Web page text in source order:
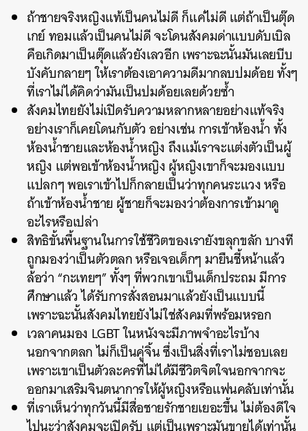
ถ้าชายจริงหญิงแท้เป็นคนไม่ดี ก็แค่ไม่ดี แต่ถ้าเป็นตุ๊ด
เกย์ ทอมแล้วเป็นคนไม่ดี จะโดนสังคมด่าแบบดับเบิล
คือเกิดมาเป็นตุ๊ดแล้วยังเลวอีก เพราะฉะนั้นมันเลยบีบ
บังคับกลายๆ ให้เราต้องเอาความดีมากลบปมด้อย ทั้งๆ
ที่เราไม่ได้คิดว่ามันเป็นปมด้อยเลยด้วยซ้ำ
สังคมไทยยังไม่เปิดรับความหลากหลายอย่างแท้จริง
อย่างเราก็เคยโดนกับตัว อย่างเช่น การเข้าห้องน้ำ ทั้ง
ห้องน้ำชายและห้องน้ำหญิง ถึงแม้เราจะแต่งตัวเป็นผู้
หญิง แต่พอเข้าห้องน้ำหญิง ผู้หญิงเขาก็จะมองแบบ
แปลกๆ พอเราเข้าไปก็กลายเป็นว่าทุกคนระแวง หรือ
ถ้าเข้าห้องน้ำชาย ผู้ชายก็จะมองว่าต้องการเข้ามาดู
อะไรหรือเปล่า
สิทธิขั้นพื้นฐานในการใช้ชีวิตของเรายังขลุกขลัก บางที
ถูกมองว่าเป็นตัวตลก หรือเจอเด็กๆ มายืนชี้หน้าแล้ว
ล้อว่า “กะเทยๆ” ทั้งๆ ที่พวกเขาเป็นเด็กประถม มีการ
ศึกษาแล้ว ได้รับการสั่งสอนมาแล้วยังเป็นแบบนี้
เพราะฉะนั้นสังคมไทยยังไม่ใช่สังคมที่พร้อมหรอก
เวลาคนมอง LGBT ในหนังจะมีภาพจำอะไรบ้าง
นอกจากตลก ไม่ก็เป็นคู่จิ้น ซึ่งเป็นสิ่งที่เราไม่ชอบเลย
เพราะเขาเป็นตัวละครที่ไม่ได้มีชีวิตจิตใจนอกจากจะ
ออกมาเสริมจินตนาการให้ผู้หญิงหรือแฟนคลับเท่านั้น
ที่เราเห็นว่าทุกวันนี้มีสื่อชายรักชายเยอะขึ้น ไม่ต้องดีใจ
ไปนะว่าสังคมจะเปิดรับ แต่เป็นเพราะมันขายได้เท่านั้น